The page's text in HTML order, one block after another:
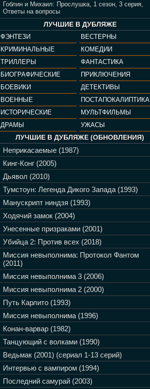
Гоблин и Михаил: Прослушка, 1 сезон, 3 серия,
Ответы на вопросы
ЛУЧШИЕ В ДУБЛЯЖЕ
ФЭНТЕЗИ
ВЕСТЕРНЫ
КРИМИНАЛЬНЫЕ
КОМЕДИИ
ТРИЛЛЕРЫ
ФАНТАСТИКА
БИОГРАФИЧЕСКИЕ
ПРИКЛЮЧЕНИЯ
БОЕВИКИ
ДЕТЕКТИВЫ
ВОЕННЫЕ
ПОСТАПОКАЛИПТИКА
ИСТОРИЧЕСКИЕ
МУЛЬТФИЛЬМЫ
ДРАМЫ
УЖАСЫ
ЛУЧШИЕ В ДУБЛЯЖЕ (ОБНОВЛЕНИЯ)
Неприкасаемые (1987)
Кинг-Конг (2005)
Дьявол (2010)
Тумстоун: Легенда Дикого Запада (1993)
Манускрипт ниндзя (1993)
Ходячий замок (2004)
Унесенные призраками (2001)
Убийца 2: Против всех (2018)
Миссия невыполнима: Протокол Фантом
(2011)
Миссия невыполнима 3 (2006)
Миссия невыполнима 2 (2000)
Путь Карлито (1993)
Миссия невыполнима (1996)
Конан-варвар (1982)
Танцующий с волками (1990)
Ведьмак (2001) (сериал 1-13 серий)
Интервью с вампиром (1994)
Последний самурай (2003)